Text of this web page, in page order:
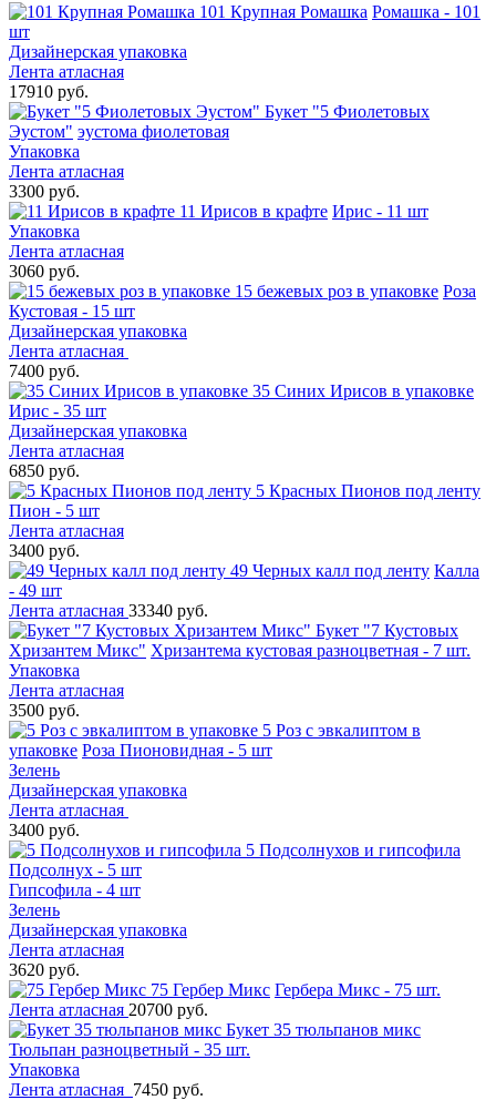
101 Крупная Ромашка Ромашка - 101
шт
Дизайнерская упаковка
Лента атласная
17910 руб.
Букет "5 Фиолетовых
Эустом" эустома фиолетовая
Упаковка
Лента атласная
3300 руб.
11 Ирисов в крафте Ирис - 11 шт
Упаковка
Лента атласная
3060 руб.
15 бежевых роз в упаковке Роза
Кустовая - 15 шт
Дизайнерская упаковка
Лента атласная
7400 руб.
35 Синих Ирисов в упаковке
Ирис - 35 шт
Дизайнерская упаковка
Лента атласная
6850 руб.
5 Красных Пионов под ленту
Пион - 5 шт
Лента атласная
3400 руб.
49 Черных калл под ленту Калла
- 49 шт
Лента атласная 33340 руб.
Букет "7 Кустовых
Хризантем Микс" Хризантема кустовая разноцветная - 7 шт.
Упаковка
Лента атласная
3500 руб.
5 Роз с эвкалиптом в
упаковке Роза Пионовидная - 5 шт
Зелень
Дизайнерская упаковка
Лента атласная
3400 руб.
5 Подсолнухов и гипсофила
Подсолнух - 5 шт
Гипсофила - 4 шт
Зелень
Дизайнерская упаковка
Лента атласная
3620 руб.
75 Гербер Микс Гербера Микс - 75 шт.
Лента атласная 20700 руб.
Букет 35 тюльпанов микс
Тюльпан разноцветный - 35 шт.
Упаковка
Лента атласная 7450 руб.